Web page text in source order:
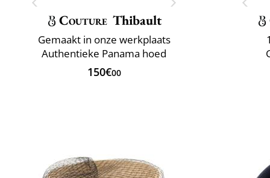
Couture Thibault
Gemaakt in onze werkplaats
Authentieke Panama hoed
150€00